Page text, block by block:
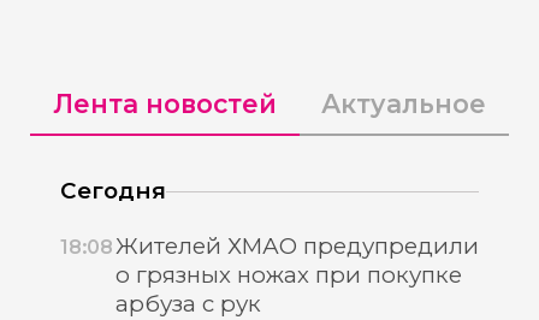
Лента новостей Актуальное
Сегодня
18:08Жителей ХМАО предупредили
о грязных ножах при покупке
арбуза с рук